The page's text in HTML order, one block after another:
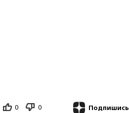
0 0 Подпишись